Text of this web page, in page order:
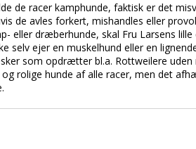
de racer kamphunde, faktisk er det
de avles forkert, mishandles eller
eller dræberhunde, skal Fru Larsens
selv ejer en muskelhund eller en
som opdrætter bl.a. Rottweilere
og rolige hunde af alle racer, men det